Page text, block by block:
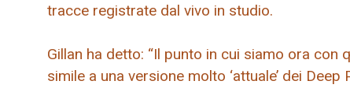
tracce registrate dal vivo in studio.
Gillan ha detto: “Il punto in cui siamo ora
simile a una versione molto ‘attuale’ dei Deep